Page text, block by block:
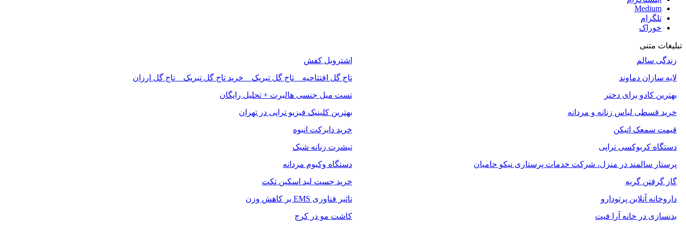
Medium
تلگرام
خوراک
تبلیغات متنی
زندگی سالم
اشتروبل کفش
لایه سازان دماوند
تاج گل افتتاحیه _ تاج گل تبریک _ خرید تاج گل تبریک _ تاج گل ارزان
بهترین کادو برای دختر
تست میل جنسی هالبرت + تحلیل رایگان
خرید قسطی لباس زنانه و مردانه
بهترین کلینیک فیزیو تراپی در تهران
قیمت سمعک اتیکن
خرید دایرکت انبوه
دستگاه کربوکسی تراپی
تیشرت زنانه شیک
پرستار سالمند در منزل، شرکت خدمات پرستاری نیکو حامیان
دستگاه وکیوم مردانه
گاز گرفتن گربه
خرید چست لید اسکین تکت
داروخانه آنلاین پرتودارو
تاثیر فناوری EMS بر کاهش وزن
بدنسازی در خانه آرا فیت
کاشت مو در کرج